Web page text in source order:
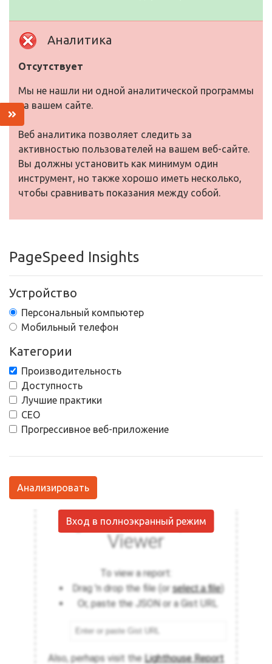
Аналитика
Отсутствует
Мы не нашли ни одной аналитической программы
на вашем сайте.
Веб аналитика позволяет следить за
активностью пользователей на вашем веб-сайте.
Вы должны установить как минимум один
инструмент, но также хорошо иметь несколько,
чтобы сравнивать показания между собой.
PageSpeed Insights
Устройство
Персональный компьютер
Мобильный телефон
Категории
Производительность
Доступность
Лучшие практики
СЕО
Прогрессивное веб-приложение
Анализировать
Вход в полноэкранный режим